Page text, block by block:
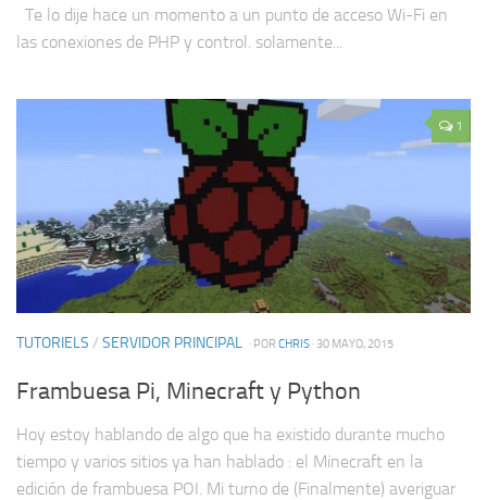
Te lo dije hace un momento a un punto de acceso Wi-Fi en
las conexiones de PHP y control. solamente...
1
TUTORIELS / SERVIDOR PRINCIPAL · POR CHRIS · 30 MAYO, 2015
Frambuesa Pi, Minecraft y Python
Hoy estoy hablando de algo que ha existido durante mucho
tiempo y varios sitios ya han hablado : el Minecraft en la
edición de frambuesa POI. Mi turno de (Finalmente) averiguar